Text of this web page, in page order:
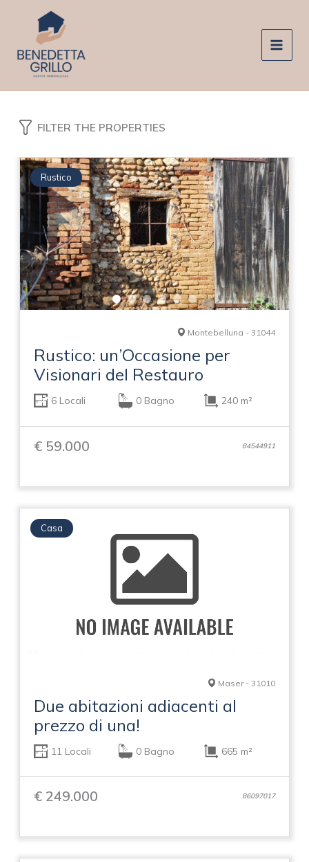
contenuto
FILTER THE PROPERTIES
Rustico
Montebelluna - 31044
Rustico: un’Occasione per
Visionari del Restauro
6 Locali 0 Bagno 240 m²
€ 59.000 84544911
Casa
Maser - 31010
Due abitazioni adiacenti al
prezzo di una!
11 Locali 0 Bagno 665 m²
€ 249.000 86097017